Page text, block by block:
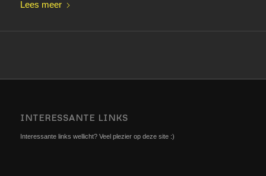
Lees meer
INTERESSANTE LINKS
Interessante links wellicht? Veel plezier op deze site :)